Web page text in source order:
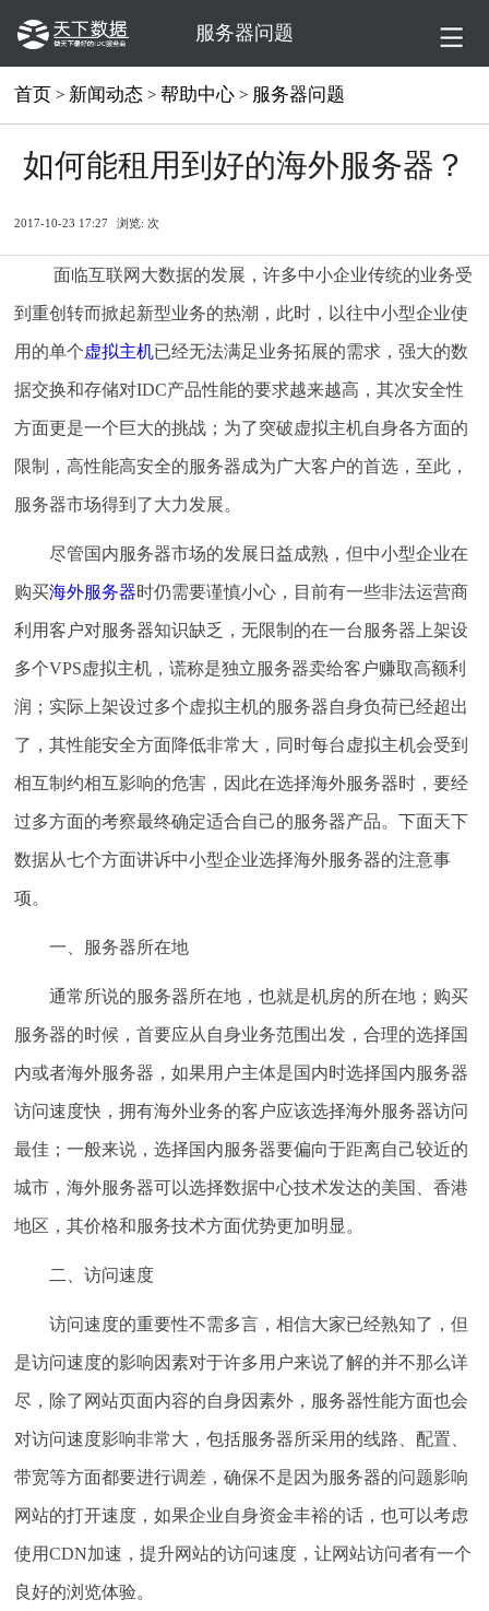
服务器问题
首页 > 新闻动态 >帮助中心 > 服务器问题
如何能租用到好的海外服务器？
2017-10-23 17:27 浏览: 次
面临互联网大数据的发展，许多中小企业传统的业务受
到重创转而掀起新型业务的热潮，此时，以往中小型企业使
用的单个虚拟主机已经无法满足业务拓展的需求，强大的数
据交换和存储对IDC产品性能的要求越来越高，其次安全性
方面更是一个巨大的挑战；为了突破虚拟主机自身各方面的
限制，高性能高安全的服务器成为广大客户的首选，至此，
服务器市场得到了大力发展。
尽管国内服务器市场的发展日益成熟，但中小型企业在
购买海外服务器时仍需要谨慎小心，目前有一些非法运营商
利用客户对服务器知识缺乏，无限制的在一台服务器上架设
多个VPS虚拟主机，谎称是独立服务器卖给客户赚取高额利
润；实际上架设过多个虚拟主机的服务器自身负荷已经超出
了，其性能安全方面降低非常大，同时每台虚拟主机会受到
相互制约相互影响的危害，因此在选择海外服务器时，要经
过多方面的考察最终确定适合自己的服务器产品。下面天下
数据从七个方面讲诉中小型企业选择海外服务器的注意事
项。
一、服务器所在地
通常所说的服务器所在地，也就是机房的所在地；购买
服务器的时候，首要应从自身业务范围出发，合理的选择国
内或者海外服务器，如果用户主体是国内时选择国内服务器
访问速度快，拥有海外业务的客户应该选择海外服务器访问
最佳；一般来说，选择国内服务器要偏向于距离自己较近的
城市，海外服务器可以选择数据中心技术发达的美国、香港
地区，其价格和服务技术方面优势更加明显。
二、访问速度
访问速度的重要性不需多言，相信大家已经熟知了，但
是访问速度的影响因素对于许多用户来说了解的并不那么详
尽，除了网站页面内容的自身因素外，服务器性能方面也会
对访问速度影响非常大，包括服务器所采用的线路、配置、
带宽等方面都要进行调差，确保不是因为服务器的问题影响
网站的打开速度，如果企业自身资金丰裕的话，也可以考虑
使用CDN加速，提升网站的访问速度，让网站访问者有一个
良好的浏览体验。